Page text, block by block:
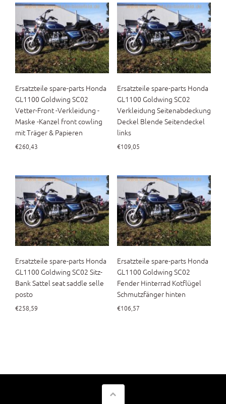
Ersatzteile spare-parts Honda
GL1100 Goldwing SC02
Vetter-Front -Verkleidung -
Maske -Kanzel front cowling
mit Träger & Papieren
€260,43
Ersatzteile spare-parts Honda
GL1100 Goldwing SC02
Verkleidung Seitenabdeckung
Deckel Blende Seitendeckel
links
€109,05
Ersatzteile spare-parts Honda
GL1100 Goldwing SC02 Sitz-
Bank Sattel seat saddle selle
posto
€258,59
Ersatzteile spare-parts Honda
GL1100 Goldwing SC02
Fender Hinterrad Kotflügel
Schmutzfänger hinten
€106,57